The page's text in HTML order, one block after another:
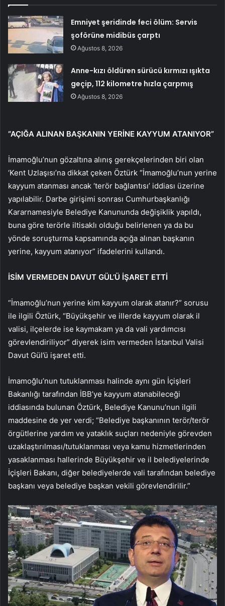
Emniyet şeridinde feci ölüm: Servis
şoförüne midibüs çarptı
Ağustos 8, 2026
Anne-kızı öldüren sürücü kırmızı ışıkta
geçip, 112 kilometre hızla çarpmış
Ağustos 8, 2026
“AÇIĞA ALINAN BAŞKANIN YERİNE KAYYUM ATANIYOR”
İmamoğlu’nun gözaltına alınış gerekçelerinden biri olan
‘Kent Uzlaşısı’na dikkat çeken Öztürk “İmamoğlu’nun yerine
kayyum atanması ancak ‘terör bağlantısı’ iddiası üzerine
yapılabilir. Darbe girişimi sonrası Cumhurbaşkanlığı
Kararnamesiyle Belediye Kanununda değişiklik yapıldı,
buna göre terörle iltisaklı olduğu belirlenen ya da bu
yönde soruşturma kapsamında açığa alınan başkanın
yerine, kayyum atanıyor” ifadelerini kullandı.
İSİM VERMEDEN DAVUT GÜL’Ü İŞARET ETTİ
“İmamoğlu’nun yerine kim kayyum olarak atanır?” sorusu
ile ilgili Öztürk, “Büyükşehir ve illerde kayyum olarak il
valisi, ilçelerde ise kaymakam ya da vali yardımcısı
görevlendiriliyor” diyerek isim vermeden İstanbul Valisi
Davut Gül’ü işaret etti.
İmamoğlu’nun tutuklanması halinde aynı gün İçişleri
Bakanlığı tarafından İBB’ye kayyum atanabileceği
iddiasında bulunan Öztürk, Belediye Kanunu’nun ilgili
maddesine de yer verdi; “Belediye başkanının terör/terör
örgütlerine yardım ve yataklık suçları nedeniyle görevden
uzaklaştırılması/tutuklanması veya kamu hizmetlerinden
yasaklanması hallerinde Büyükşehir ve il belediyelerinde
İçişleri Bakanı, diğer belediyelerde vali tarafından belediye
başkanı veya belediye başkan vekili görevlendirilir.”